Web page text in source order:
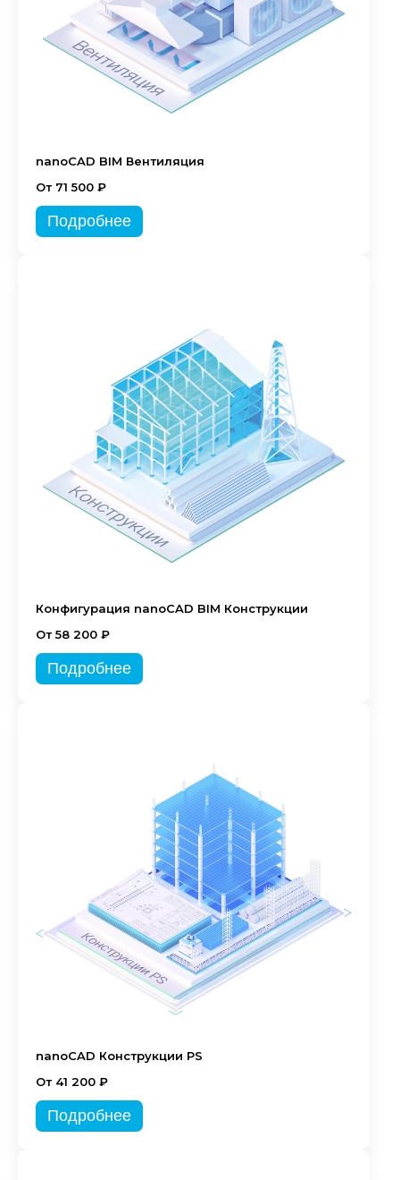
nanoCAD BIM Вентиляция
От 71 500 ₽
Подробнее
Конфигурация nanoCAD BIM Конструкции
От 58 200 ₽
Подробнее
nanoCAD Конструкции PS
От 41 200 ₽
Подробнее